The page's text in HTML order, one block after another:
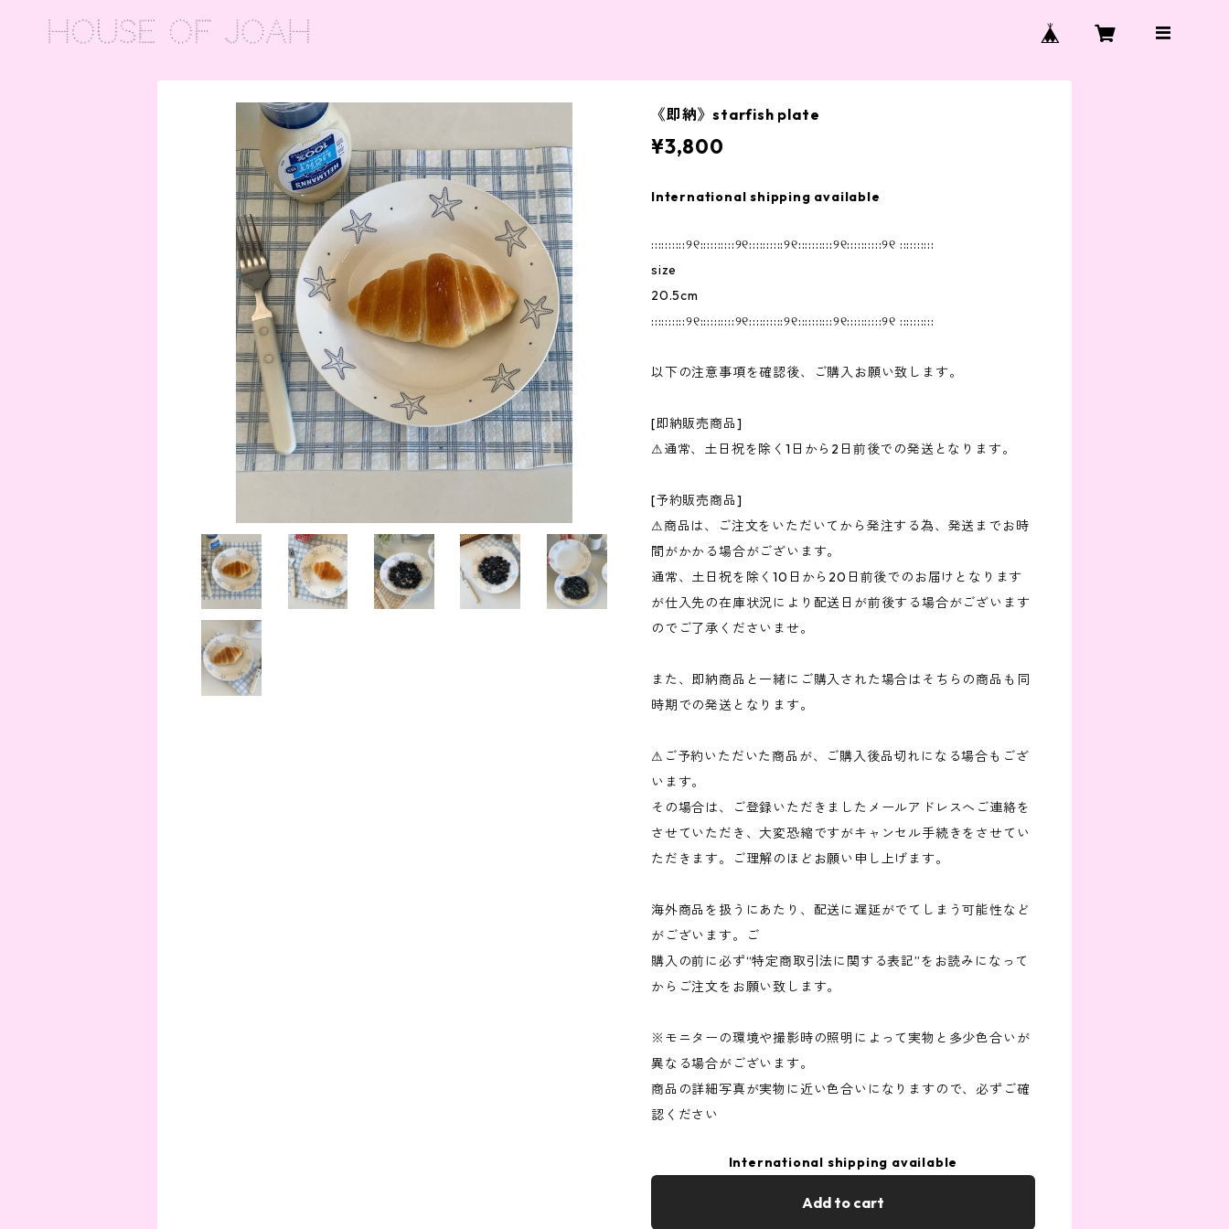
《即納》starfish plate
¥3,800
International shipping available
::::::::::୨୧::::::::::୨୧::::::::::୨୧::::::::::୨୧::::::::::୨୧ ::::::::::
size
20.5cm
::::::::::୨୧::::::::::୨୧::::::::::୨୧::::::::::୨୧::::::::::୨୧ ::::::::::
以下の注意事項を確認後、ご購入お願い致します。
[即納販売商品]
⚠︎通常、土日祝を除く1日から2日前後での発送となります。
[予約販売商品]
⚠︎商品は、ご注文をいただいてから発注する為、発送までお時
間がかかる場合がございます。
通常、土日祝を除く10日から20日前後でのお届けとなります
が仕入先の在庫状況により配送日が前後する場合がございます
のでご了承くださいませ。
また、即納商品と一緒にご購入された場合はそちらの商品も同
時期での発送となります。
⚠︎ご予約いただいた商品が、ご購入後品切れになる場合もござ
います。
その場合は、ご登録いただきましたメールアドレスへご連絡を
させていただき、大変恐縮ですがキャンセル手続きをさせてい
ただきます。ご理解のほどお願い申し上げます。
海外商品を扱うにあたり、配送に遅延がでてしまう可能性など
がございます。ご
購入の前に必ず“特定商取引法に関する表記”をお読みになって
からご注文をお願い致します。
※モニターの環境や撮影時の照明によって実物と多少色合いが
異なる場合がございます。
商品の詳細写真が実物に近い色合いになりますので、必ずご確
認ください
International shipping available
Add to cart